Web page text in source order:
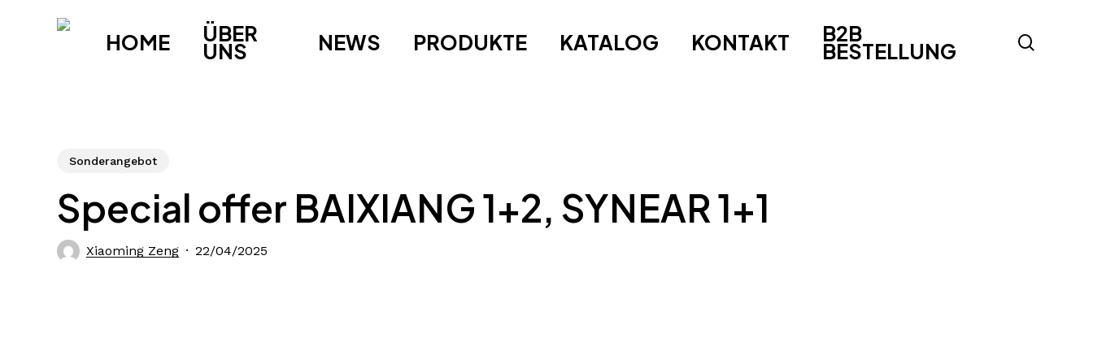
HOME ÜBER
UNS NEWS PRODUKTE KATALOG KONTAKT B2B
BESTELLUNG
Sonderangebot
Special offer BAIXIANG 1+2, SYNEAR 1+1
Xiaoming Zeng 22/04/2025